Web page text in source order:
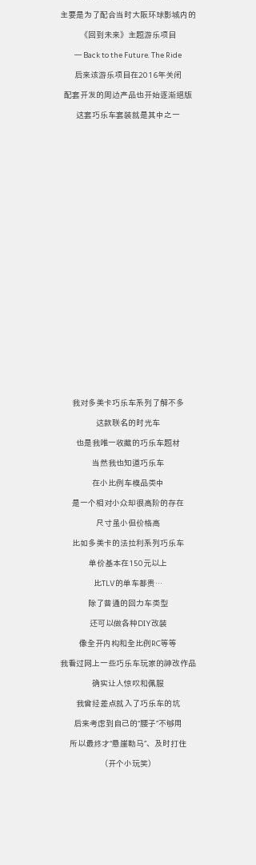
主要是为了配合当时大阪环球影城内的
《回到未来》主题游乐项目
— Back to the Future. The Ride
后来该游乐项目在2016年关闭
配套开发的周边产品也开始逐渐绝版
这套巧乐车套装就是其中之一
我对多美卡巧乐车系列了解不多
这款联名的时光车
也是我唯一收藏的巧乐车题材
当然我也知道巧乐车
在小比例车模品类中
是一个相对小众却很高阶的存在
尺寸虽小但价格高
比如多美卡的法拉利系列巧乐车
单价基本在150元以上
比TLV的单车都贵…
除了普通的回力车类型
还可以做各种DIY改装
像全开内构和全比例RC等等
我看过网上一些巧乐车玩家的神改作品
确实让人惊叹和佩服
我曾经差点就入了巧乐车的坑
后来考虑到自己的“腰子”不够用
所以最终才“悬崖勒马”、及时打住
（开个小玩笑）